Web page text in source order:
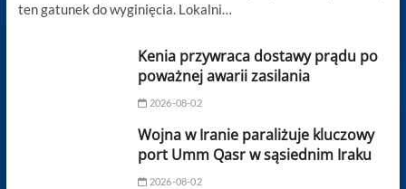
ten gatunek do wyginięcia. Lokalni…
Kenia przywraca dostawy prądu po
poważnej awarii zasilania
2026-08-02
Wojna w Iranie paraliżuje kluczowy
port Umm Qasr w sąsiednim Iraku
2026-08-02